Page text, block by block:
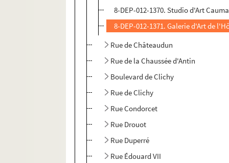
8-DEP-012-1370. Studio d'Art
8-DEP-012-1371. Galerie d'Art de
Rue de Châteaudun
Rue de la Chaussée d'Antin
Boulevard de Clichy
Rue de Clichy
Rue Condorcet
Rue Drouot
Rue Duperré
Rue Édouard VII